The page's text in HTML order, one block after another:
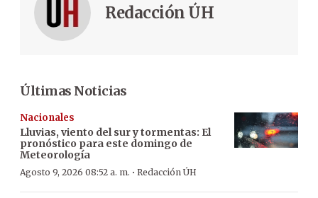
Redacción ÚH
Últimas Noticias
Nacionales
Lluvias, viento del sur y tormentas: El
pronóstico para este domingo de
Meteorología
Agosto 9, 2026 08:52 a. m. · Redacción ÚH